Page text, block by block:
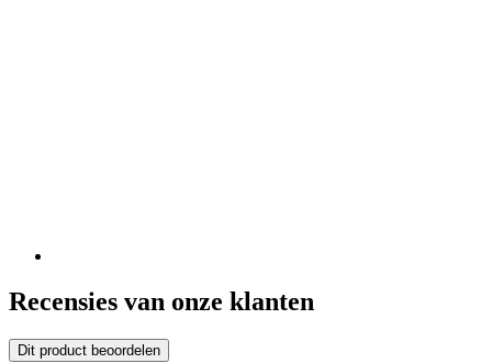
Recensies van onze klanten
Dit product beoordelen